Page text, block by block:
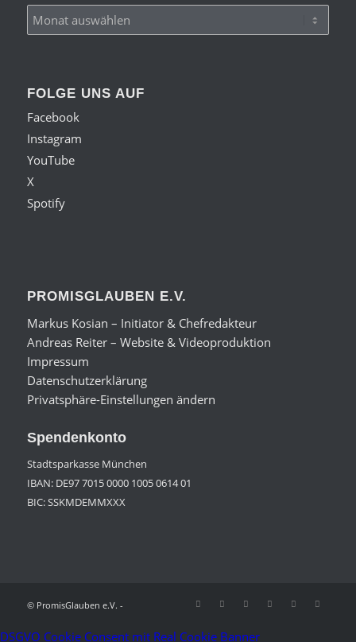
FOLGE UNS AUF
Facebook
Instagram
YouTube
X
Spotify
PROMISGLAUBEN E.V.
Markus Kosian – Initiator & Chefredakteur
Andreas Reiter – Website & Videoproduktion
Impressum
Datenschutzerklärung
Privatsphäre-Einstellungen ändern
Spendenkonto
Stadtsparkasse München
IBAN: DE97 7015 0000 1005 0614 01
BIC: SSKMDEMMXXX
© PromisGlauben e.V. -
DSGVO Cookie Consent mit Real Cookie Banner